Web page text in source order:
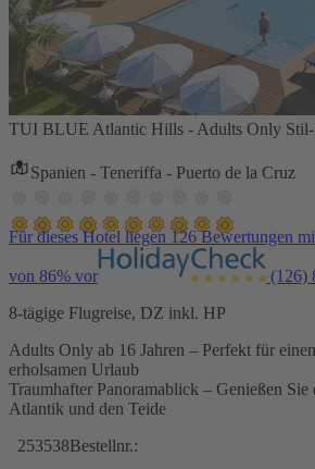
TUI BLUE Atlantic Hills - Adults Only
Spanien - Teneriffa - Puerto de la Cruz
Für dieses Hotel liegen 126 Bewertungen
von 86% vor (126)
8-tägige Flugreise, DZ inkl. HP
Adults Only ab 16 Jahren – Perfekt für
erholsamen Urlaub
Traumhafter Panoramablick – Genießen
Atlantik und den Teide
253538Bestellnr.: